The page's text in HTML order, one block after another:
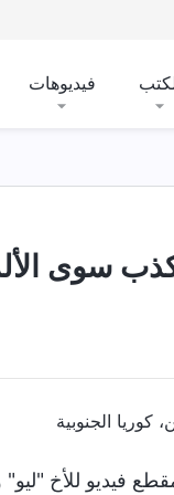
فيديوهات
سوى
كوريا الجنوبية
2021، كنا نستعد لتصوير